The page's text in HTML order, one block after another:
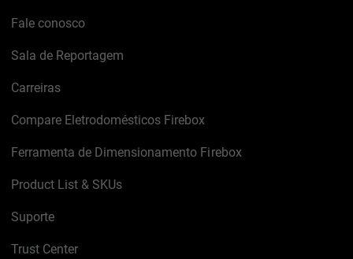
Fale conosco
Sala de Reportagem
Carreiras
Compare Eletrodomésticos Firebox
Ferramenta de Dimensionamento Firebox
Product List & SKUs
Suporte
Trust Center